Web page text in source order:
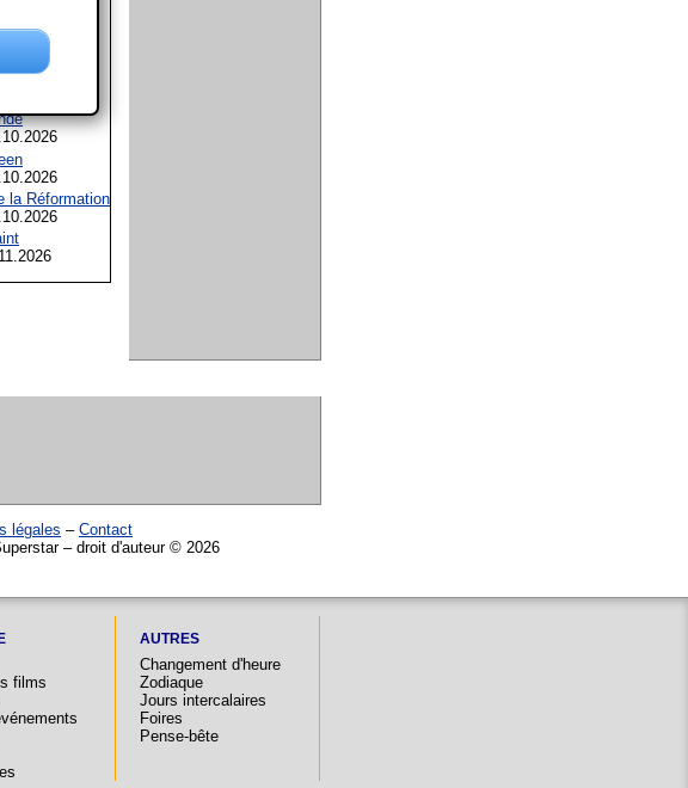
de Marie
la Réformation
légales – Contact
– droit d'auteur © 2026
films
AUTRES
Changement d'heure
Zodiaque
Jours intercalaires
Foires
Pense-bête